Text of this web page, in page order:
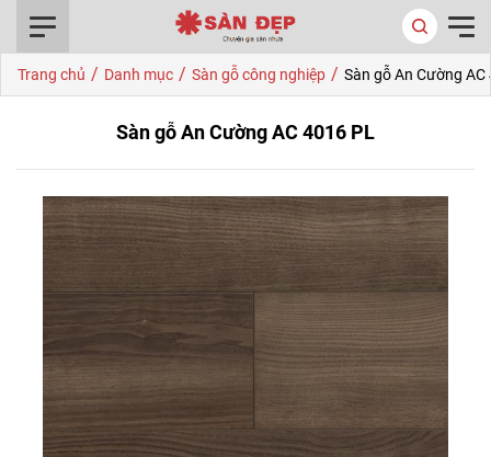
Trang chủ / Danh mục / Sàn gỗ công nghiệp / Sàn gỗ An Cường AC
Sàn gỗ An Cường AC 4016 PL